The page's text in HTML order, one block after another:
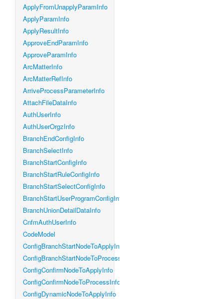
ApplyFromUnapplyParamInfo
ApplyParamInfo
ApplyResultInfo
ApproveEndParamInfo
ApproveParamInfo
ArcMatterInfo
ArcMatterRefInfo
ArriveProcessParameterInfo
AttachFileDataInfo
AuthUserInfo
AuthUserOrgzInfo
BranchEndConfigInfo
BranchSelectInfo
BranchStartConfigInfo
BranchStartRuleConfigInfo
BranchStartSelectConfigInfo
BranchStartUserProgramConfigInfo
BranchUnionDetailDataInfo
CnfmAuthUserInfo
CodeModel
ConfigBranchStartNodeToApplyInfo
ConfigBranchStartNodeToProcessInfo
ConfigConfirmNodeToApplyInfo
ConfigConfirmNodeToProcessInfo
ConfigDynamicNodeToApplyInfo